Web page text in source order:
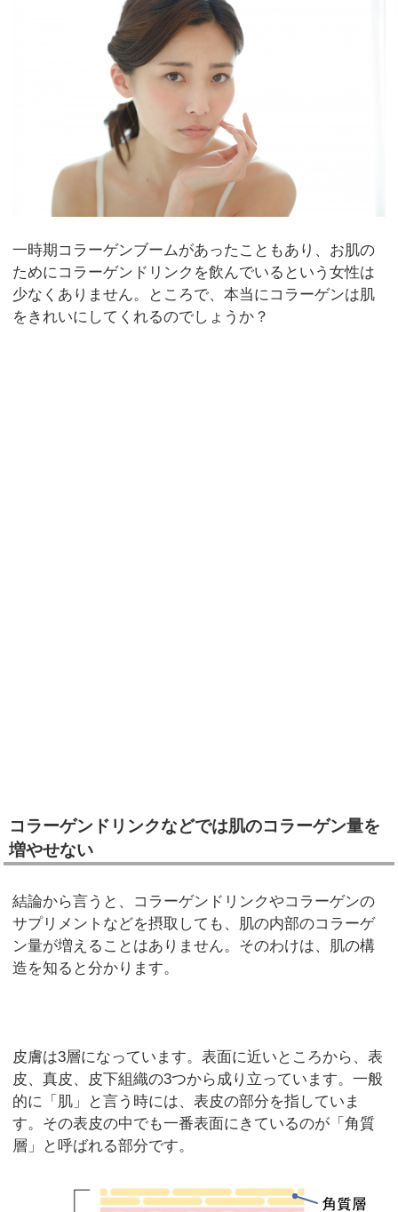
一時期コラーゲンブームがあったこともあり、お肌の
ためにコラーゲンドリンクを飲んでいるという女性は
少なくありません。ところで、本当にコラーゲンは肌
をきれいにしてくれるのでしょうか？
コラーゲンドリンクなどでは肌のコラーゲン量を
増やせない
結論から言うと、コラーゲンドリンクやコラーゲンの
サプリメントなどを摂取しても、肌の内部のコラーゲ
ン量が増えることはありません。そのわけは、肌の構
造を知ると分かります。
皮膚は3層になっています。表面に近いところから、表
皮、真皮、皮下組織の3つから成り立っています。一般
的に「肌」と言う時には、表皮の部分を指していま
す。その表皮の中でも一番表面にきているのが「角質
層」と呼ばれる部分です。